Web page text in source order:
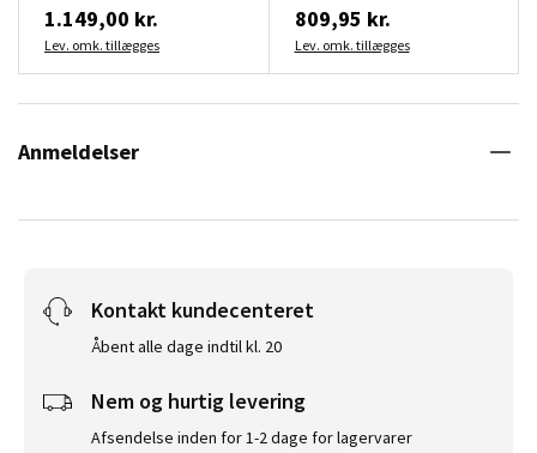
1.149,00 kr.
Lev. omk. tillægges
809,95 kr.
Lev. omk. tillægges
Anmeldelser
Kontakt kundecenteret
Åbent alle dage indtil kl. 20
Nem og hurtig levering
Afsendelse inden for 1-2 dage for lagervarer